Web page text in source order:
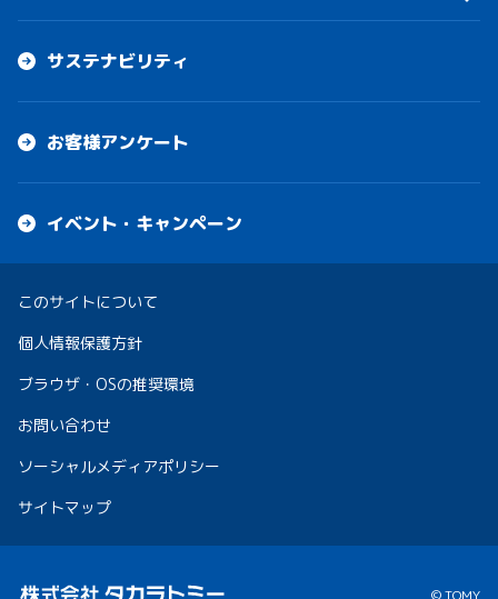
サステナビリティ
お客様アンケート
イベント・キャンペーン
このサイトについて
個人情報保護方針
ブラウザ・OSの推奨環境
お問い合わせ
ソーシャルメディアポリシー
サイトマップ
© TOMY